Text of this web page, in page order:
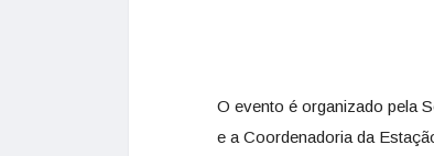
O evento é organizado pela
e a Coordenadoria da